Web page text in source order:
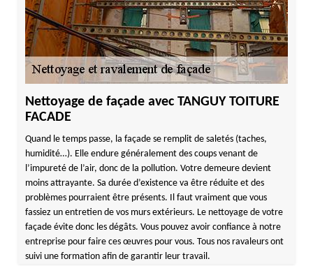
Nettoyage de façade avec TANGUY TOITURE
FACADE
Quand le temps passe, la façade se remplit de saletés (taches,
humidité…). Elle endure généralement des coups venant de
l’impureté de l’air, donc de la pollution. Votre demeure devient
moins attrayante. Sa durée d’existence va être réduite et des
problèmes pourraient être présents. Il faut vraiment que vous
fassiez un entretien de vos murs extérieurs. Le nettoyage de votre
façade évite donc les dégâts. Vous pouvez avoir confiance à notre
entreprise pour faire ces œuvres pour vous. Tous nos ravaleurs ont
suivi une formation afin de garantir leur travail.